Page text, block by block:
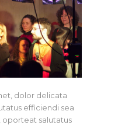
dolor delicata
efficiendi sea
oporteat salutatus